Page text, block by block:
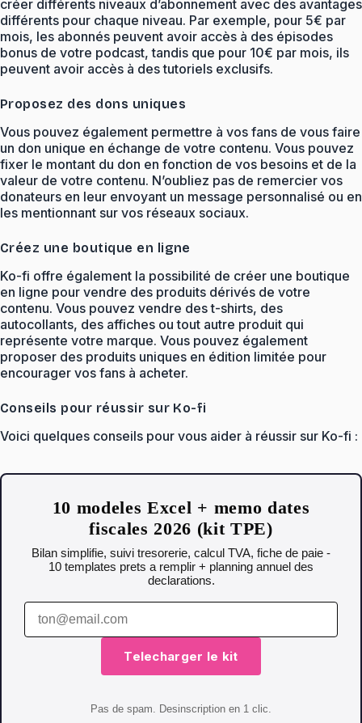
créer différents niveaux d’abonnement avec des avantages
différents pour chaque niveau. Par exemple, pour 5€ par
mois, les abonnés peuvent avoir accès à des épisodes
bonus de votre podcast, tandis que pour 10€ par mois, ils
peuvent avoir accès à des tutoriels exclusifs.
Proposez des dons uniques
Vous pouvez également permettre à vos fans de vous faire
un don unique en échange de votre contenu. Vous pouvez
fixer le montant du don en fonction de vos besoins et de la
valeur de votre contenu. N’oubliez pas de remercier vos
donateurs en leur envoyant un message personnalisé ou en
les mentionnant sur vos réseaux sociaux.
Créez une boutique en ligne
Ko-fi offre également la possibilité de créer une boutique
en ligne pour vendre des produits dérivés de votre
contenu. Vous pouvez vendre des t-shirts, des
autocollants, des affiches ou tout autre produit qui
représente votre marque. Vous pouvez également
proposer des produits uniques en édition limitée pour
encourager vos fans à acheter.
Conseils pour réussir sur Ko-fi
Voici quelques conseils pour vous aider à réussir sur Ko-fi :
10 modeles Excel + memo dates
fiscales 2026 (kit TPE)
Bilan simplifie, suivi tresorerie, calcul TVA, fiche de paie -
10 templates prets a remplir + planning annuel des
declarations.
Telecharger le kit
Pas de spam. Desinscription en 1 clic.